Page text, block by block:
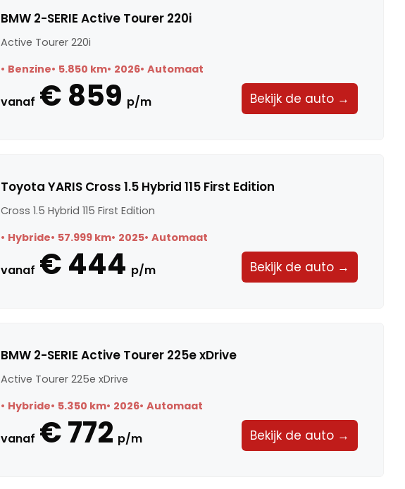
BMW 2-SERIE Active Tourer 220i
Active Tourer 220i
Benzine 5.850 km 2026 Automaat
vanaf € 859 p/m Bekijk de auto →
Toyota YARIS Cross 1.5 Hybrid 115 First Edition
Cross 1.5 Hybrid 115 First Edition
Hybride 57.999 km 2025 Automaat
vanaf € 444 p/m Bekijk de auto →
BMW 2-SERIE Active Tourer 225e xDrive
Active Tourer 225e xDrive
Hybride 5.350 km 2026 Automaat
vanaf € 772 p/m Bekijk de auto →